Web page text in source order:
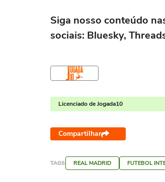
Siga nosso conteúdo
sociais: Bluesky,
Licenciado de Jogada10
Compartilhar
TAGS REAL MADRID FUTEBOL